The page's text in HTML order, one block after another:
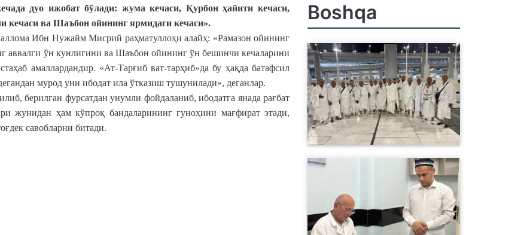
дуо ижобат бўлади: жума кечаси, Қурбон ҳайити кечаси,
кечаси ва Шаъбон ойининг ярмидаги кечаси».
Ибн Нужайм Мисрий раҳматуллоҳи алайҳ: «Рамазон ойининг
аввалги ўн кунлигини ва Шаъбон ойининг ўн бешинчи кечаларини
амаллардандир. «Ат-Тарғиб ват-тарҳиб»да бу ҳақда батафсил
мурод уни ибодат ила ўтказиш тушунилади», деганлар.
берилган фурсатдан унумли фойдаланиб, ибодатга янада рағбат
жунидан ҳам кўпроқ бандаларининг гуноҳини мағфират этади,
савобларни битади.
Boshqa